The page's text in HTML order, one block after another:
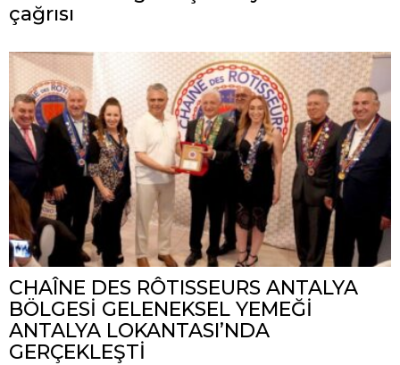
çağrısı
CHAÎNE DES RÔTISSEURS ANTALYA
BÖLGESİ GELENEKSEL YEMEĞİ
ANTALYA LOKANTASI’NDA
GERÇEKLEŞTİ